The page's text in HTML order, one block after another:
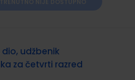
dio, udžbenik
za četvrti razred